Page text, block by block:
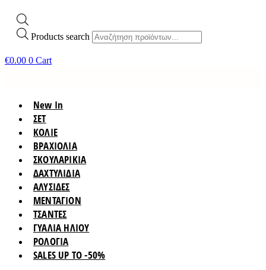
Products search
€0.00 0 Cart
New In
ΣΕΤ
ΚΟΛΙΕ
ΒΡΑΧΙΟΛΙΑ
ΣΚΟΥΛΑΡΙΚΙΑ
ΔΑΧΤΥΛΙΔΙΑ
ΑΛΥΣΙΔΕΣ
ΜΕΝΤΑΓΙΟΝ
ΤΣΑΝΤΕΣ
ΓΥΑΛΙΑ ΗΛΙΟΥ
ΡΟΛΟΓΙΑ
SALES UP TO -50%